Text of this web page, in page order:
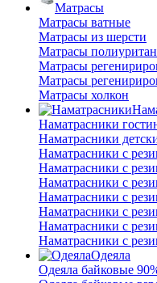
Матрасы
Матрасы ватные
Матрасы из шерсти
Матрасы полиуритан
Матрасы
Матрасы
Матрасы холкон
Наматрасники
Наматрасники
Наматрасники с
Наматрасники с
Наматрасники с
Наматрасники с
Наматрасники с
Наматрасники с
Наматрасники с
Одеяла
Одеяла байковые